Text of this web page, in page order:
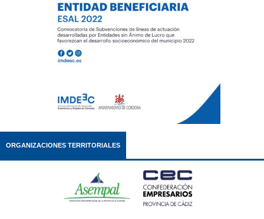
ORGANIZACIONES TERRITORIALES